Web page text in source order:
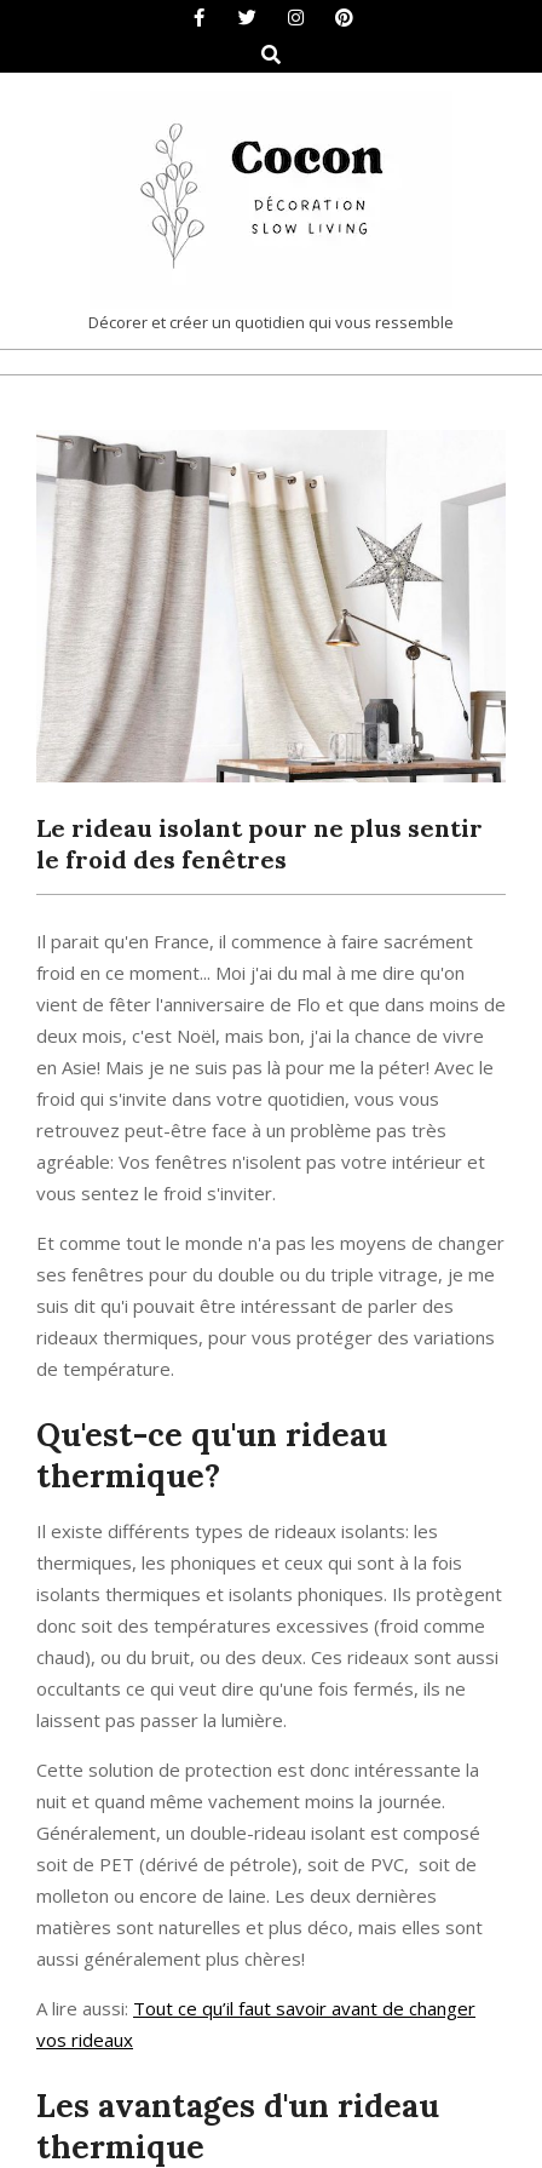
content
Search
COCON
|
&
SLOW
LIVING
Décorer et créer un quotidien qui vous ressemble
Le rideau isolant pour ne plus sentir
le froid des fenêtres
Il parait qu'en France, il commence à faire sacrément
froid en ce moment... Moi j'ai du mal à me dire qu'on
vient de fêter l'anniversaire de Flo et que dans moins de
deux mois, c'est Noël, mais bon, j'ai la chance de vivre
en Asie! Mais je ne suis pas là pour me la péter! Avec le
froid qui s'invite dans votre quotidien, vous vous
retrouvez peut-être face à un problème pas très
agréable: Vos fenêtres n'isolent pas votre intérieur et
vous sentez le froid s'inviter.
Et comme tout le monde n'a pas les moyens de changer
ses fenêtres pour du double ou du triple vitrage, je me
suis dit qu'i pouvait être intéressant de parler des
rideaux thermiques, pour vous protéger des variations
de température.
Qu'est-ce qu'un rideau
thermique?
Il existe différents types de rideaux isolants: les
thermiques, les phoniques et ceux qui sont à la fois
isolants thermiques et isolants phoniques. Ils protègent
donc soit des températures excessives (froid comme
chaud), ou du bruit, ou des deux. Ces rideaux sont aussi
occultants ce qui veut dire qu'une fois fermés, ils ne
laissent pas passer la lumière.
Cette solution de protection est donc intéressante la
nuit et quand même vachement moins la journée.
Généralement, un double-rideau isolant est composé
soit de PET (dérivé de pétrole), soit de PVC, soit de
molleton ou encore de laine. Les deux dernières
matières sont naturelles et plus déco, mais elles sont
aussi généralement plus chères!
A lire aussi: Tout ce qu’il faut savoir avant de changer
vos rideaux
Les avantages d'un rideau
thermique